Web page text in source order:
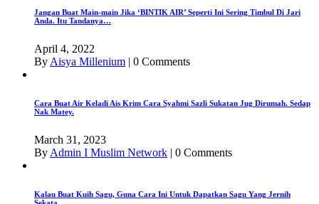
Jangan Buat Main-main Jika ‘BINTIK AIR’ Seperti Ini Sering Timbul Di Jari
Anda. Itu Tandanya…
April 4, 2022
By Aisya Millenium | 0 Comments
Cara Buat Air Keladi Ais Krim Cara Syahmi Sazli Sukatan Jug Dirumah. Sedap
Nak Matey.
March 31, 2023
By Admin I Muslim Network | 0 Comments
Kalau Buat Kuih Sagu, Guna Cara Ini Untuk Dapatkan Sagu Yang Jernih
Sekata.